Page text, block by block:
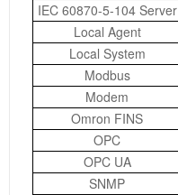
IEC 60870-5-104 Server
Local Agent
Local System
Modbus
Modem
Omron FINS
OPC
OPC UA
SNMP